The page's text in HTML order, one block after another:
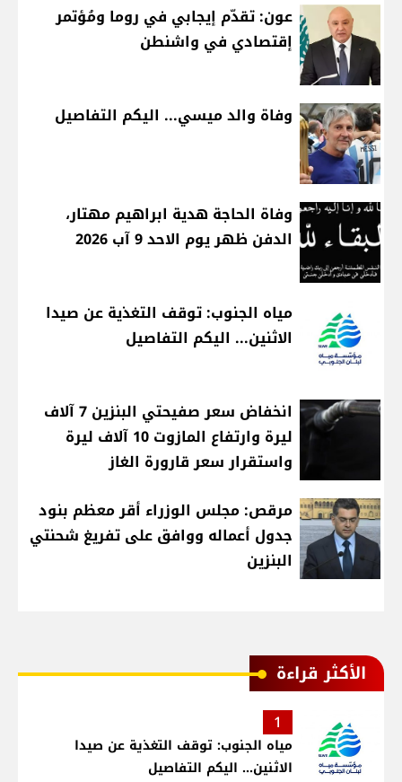
عون: تقدّم إيجابي في روما ومُؤتمر
إقتصادي في واشنطن
وفاة والد ميسي... اليكم التفاصيل
وفاة الحاجة هدية ابراهيم مهتار،
الدفن ظهر يوم الاحد 9 آب 2026
مياه الجنوب: توقف التغذية عن صيدا
الاثنين... اليكم التفاصيل
انخفاض سعر صفيحتي البنزين 7 آلاف
ليرة وارتفاع المازوت 10 آلاف ليرة
واستقرار سعر قارورة الغاز
مرقص: مجلس الوزراء أقر معظم بنود
جدول أعماله ووافق على تفريغ شحنتي
البنزين
الأكثر قراءة
1
مياه الجنوب: توقف التغذية عن صيدا
الاثنين... اليكم التفاصيل